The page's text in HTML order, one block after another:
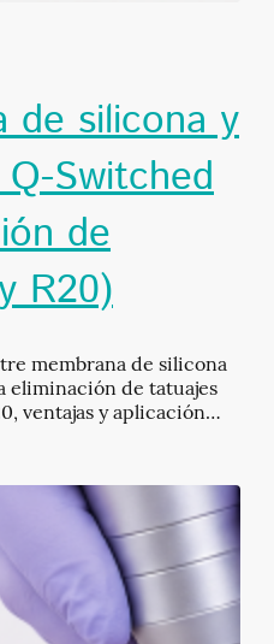
de silicona y
Switched
de
R20)
membrana de silicona
eliminación de tatuajes
ventajas y aplicación